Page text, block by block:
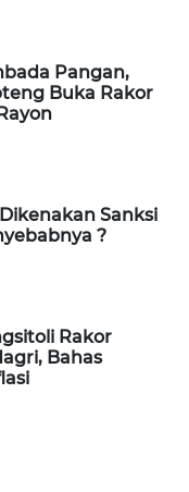
Pangan,
Buka Rakor
Sanksi
?
Rakor
Bahas